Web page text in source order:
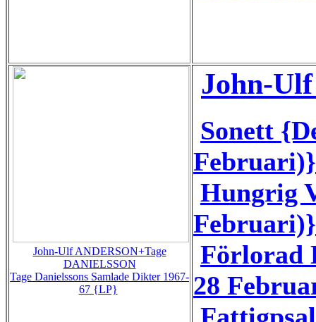
John-Ulf ANDERSON+Tage
DANIELSSON
Tage Danielssons Samlade Dikter 1967-
67 {LP}
John-Ulf
Sonett
Februari)}
Hungrig
Februari)}
Förlorad
28